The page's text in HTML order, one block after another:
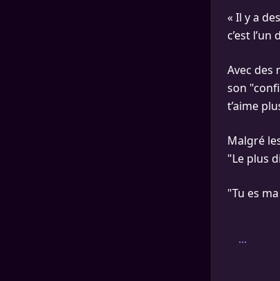
« Il y a
c’est l’un
Avec des
son
t’aime
Malgré
"Le plus
"Tu es
...